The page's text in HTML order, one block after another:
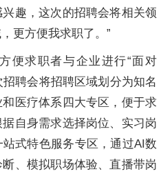
趣，这次的招聘会将相关领
更方便我求职了。”
便求职者与企业进行“面对
招聘会将招聘区域划分为知名
医疗体系四大专区，便于求
自身需求选择岗位、实习岗
式特色服务专区，通过AI数
、模拟职场体验、直播带岗